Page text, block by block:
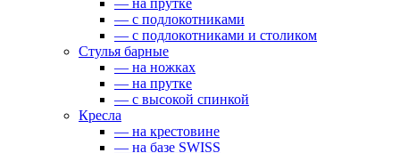
— с подлокотниками
— с подлокотниками и столиком
Стулья барные
— на ножках
— на прутке
— с высокой спинкой
Кресла
— на крестовине
— на базе SWISS